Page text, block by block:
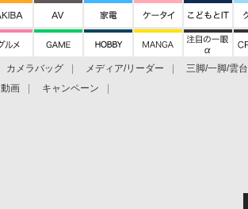
カメラバッグ メディア/リーダー 三脚/一脚/雲台
動画 キャンペーン